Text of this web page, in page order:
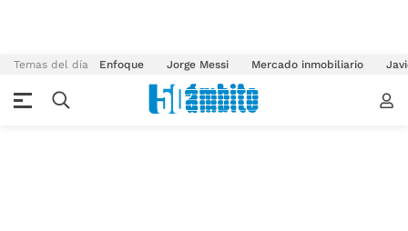
Temas del día Enfoque Jorge Messi Mercado inmobiliario